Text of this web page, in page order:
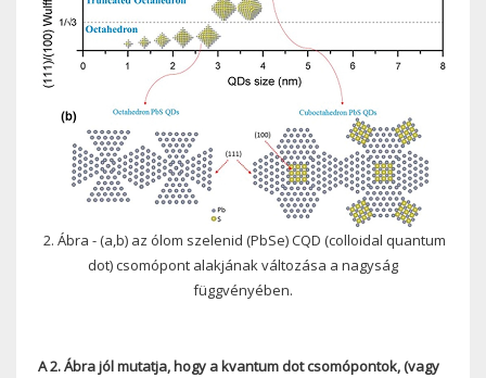
2. Ábra - (a,b) az ólom szelenid (PbSe) CQD (colloidal quantum
dot) csomópont alakjának változása a nagyság
függvényében.
A 2. Ábra jól mutatja, hogy a kvantum dot csomópontok, (vagy